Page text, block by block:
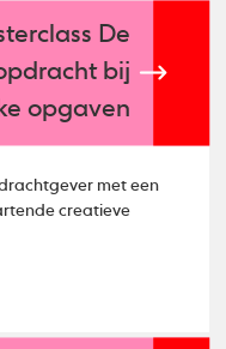
De
bij
opgaven
met een
creatieve